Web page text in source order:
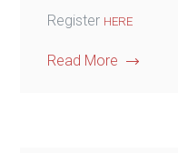
Register HERE
Read More